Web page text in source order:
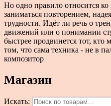
Но одно правило относится ко
заниматься повторением,
трудности. Идёт ли речь о
движений или о понимании
быстрее продвинется тот,
том, что сама техника - не в
композитор
Магазин
Искать: